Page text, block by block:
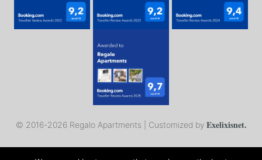
© 2016-2026 Regalo Apartments | Customized by Exelixisnet.